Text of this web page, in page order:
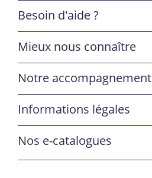
Besoin d'aide ?
Mieux nous connaître
Notre accompagnement
Informations légales
Nos e-catalogues